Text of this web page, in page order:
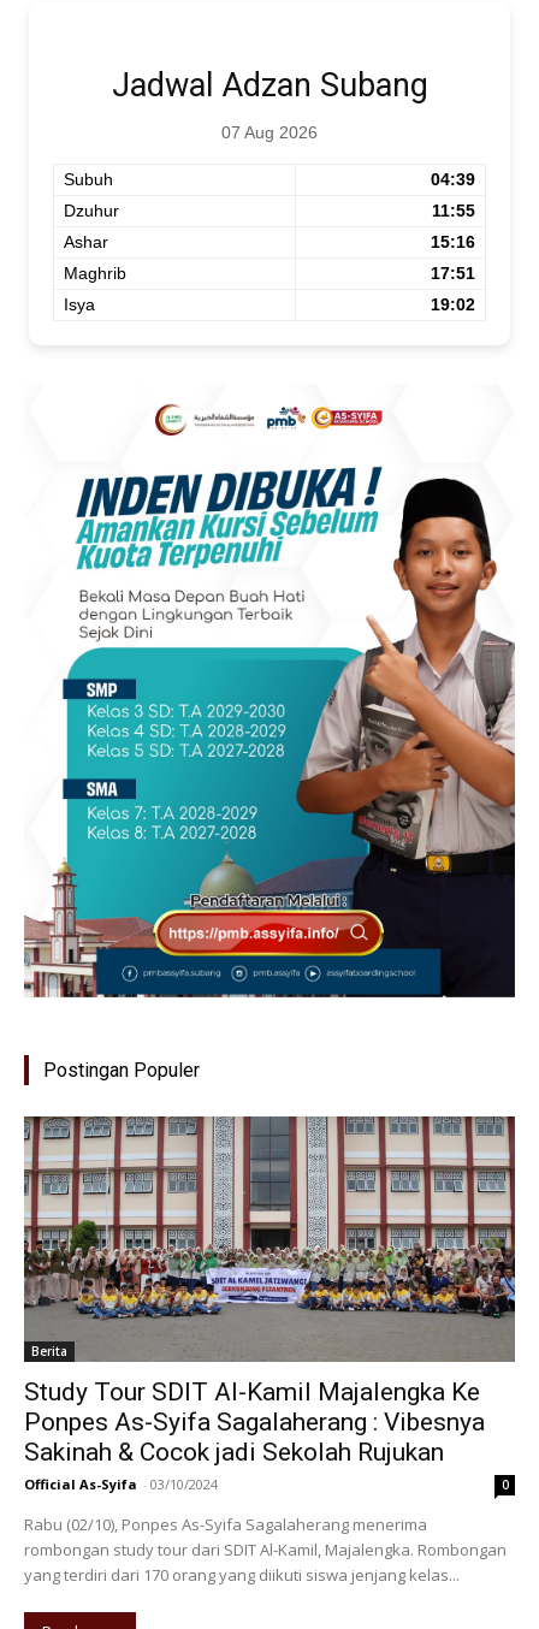
Jadwal Adzan Subang
07 Aug 2026
Subuh
04:39
Dzuhur
11:55
Ashar
15:16
Maghrib
17:51
Isya
19:02
Postingan Populer
Berita
Study Tour SDIT Al-Kamil Majalengka Ke
Ponpes As-Syifa Sagalaherang : Vibesnya
Sakinah & Cocok jadi Sekolah Rujukan
Official As-Syifa - 03/10/2024 0
Rabu (02/10), Ponpes As-Syifa Sagalaherang menerima
rombongan study tour dari SDIT Al-Kamil, Majalengka. Rombongan
yang terdiri dari 170 orang yang diikuti siswa jenjang kelas...